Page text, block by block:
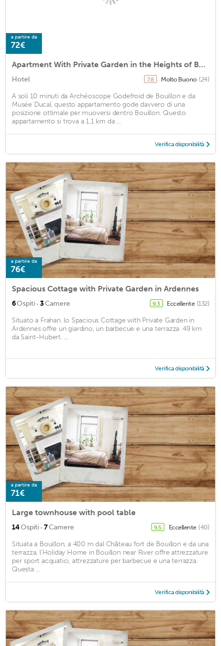
a partire da
72€
Apartment With Private Garden in the Heights of Bouillon
Hotel 7,8 Molto Buono (24)
A soli 10 minuti da Archéoscope Godefroid de Bouillon e da
Musée Ducal, questo appartamento gode davvero di una
posizione ottimale per muoversi dentro Bouillon. Questo
appartamento si trova a 1,1 km da ...
Verifica disponibilità
a partire da
76€
Spacious Cottage with Private Garden in Ardennes
6Ospiti · 3Camere 9,3 Eccellente (132)
Situato a Frahan, lo Spacious Cottage with Private Garden in
Ardennes offre un giardino, un barbecue e una terrazza. 49 km
da Saint-Hubert. ...
Verifica disponibilità
a partire da
71€
Large townhouse with pool table
14Ospiti · 7Camere 9,5 Eccellente (40)
Situata a Bouillon, a 400 m dal Château fort de Bouillon e da una
terrazza, l'Holiday Home in Bouillon near River offre attrezzature
per sport acquatici, attrezzature per barbecue e una terrazza.
Questa ...
Verifica disponibilità